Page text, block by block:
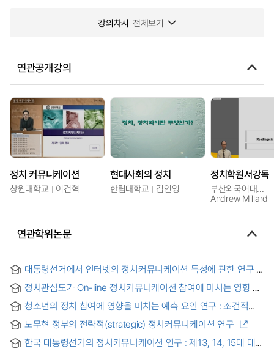
강의차시 전체보기
연관공개강의
정치 커뮤니케이션
창원대학교 이건혁
현대사회의 정치
한림대학교 김인영
정치학원서강독
부산외국어대학교
Andrew Millard
연관학위논문
대통령선거에서 인터넷의 정치커뮤니케이션 특성에 관한 연구 :
16대와 17대 대통령선거를 중심으로
정치관심도가 On-line 정치커뮤니케이션 참여에 미치는 영향 =
A STUDY OF ON-LIN POLITICAL PARTICIPATION's
EFFECT ON POLITICAL INTEREST.
청소년의 정치 참여에 영향을 미치는 예측 요인 연구 : 조건적
정치커뮤니케이션 효과 모델(O1 -S-O2-R)의 적용
노무현 정부의 전략적(strategic) 정치커뮤니케이션 연구
한국 대통령선거의 정치커뮤니케이션 연구 : 제13, 14, 15대 대선